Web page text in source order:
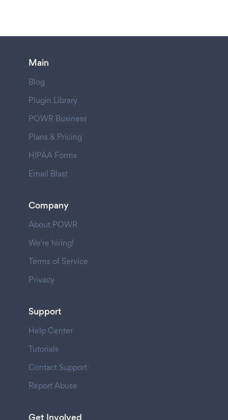
Main
Blog
Plugin Library
POWR Business
Plans & Pricing
HIPAA Forms
Email Blast
Company
About POWR
We're hiring!
Terms of Service
Privacy
Support
Help Center
Tutorials
Contact Support
Report Abuse
Get Involved